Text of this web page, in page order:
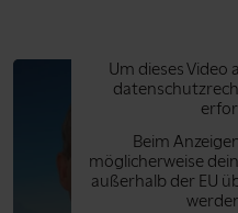
Um dieses Video
Beim
möglicherweise
außerhalb der EU